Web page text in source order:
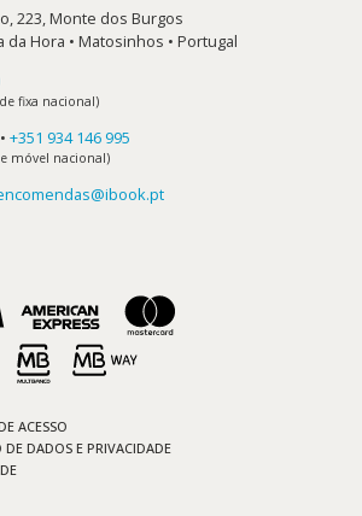
223, Monte dos Burgos
da Hora • Matosinhos • Portugal
fixa nacional)
• +351 934 146 995
móvel nacional)
ACESSO
DADOS E PRIVACIDADE